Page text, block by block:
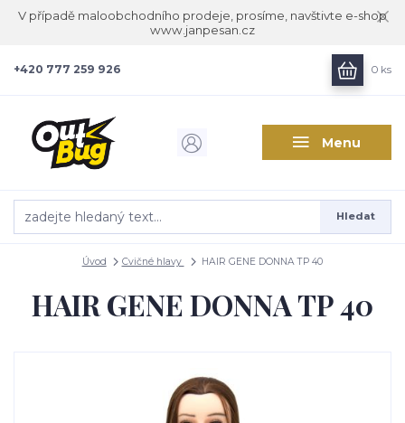
V případě maloobchodního prodeje, prosíme, navštivte e-shop
www.janpesan.cz
Menu
Hledat
+420 777 259 926 0 ks
Úvod Cvičné hlavy HAIR GENE DONNA TP 40
HAIR GENE DONNA TP 40